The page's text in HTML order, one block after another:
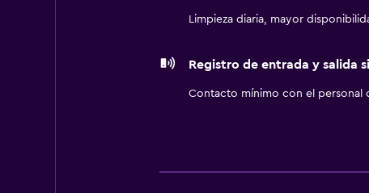
Limpieza diaria, mayor
Registro de entrada y salida
Contacto mínimo con el personal